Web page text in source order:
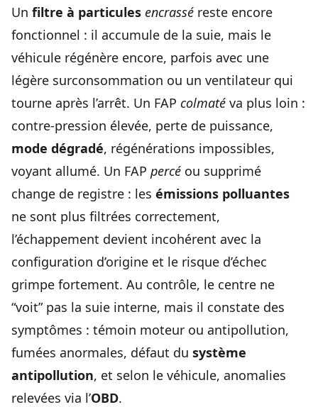
Un filtre à particules encrassé reste encore
fonctionnel : il accumule de la suie, mais le
véhicule régénère encore, parfois avec une
légère surconsommation ou un ventilateur qui
tourne après l’arrêt. Un FAP colmaté va plus loin :
contre-pression élevée, perte de puissance,
mode dégradé, régénérations impossibles,
voyant allumé. Un FAP percé ou supprimé
change de registre : les émissions polluantes
ne sont plus filtrées correctement,
l’échappement devient incohérent avec la
configuration d’origine et le risque d’échec
grimpe fortement. Au contrôle, le centre ne
“voit” pas la suie interne, mais il constate des
symptômes : témoin moteur ou antipollution,
fumées anormales, défaut du système
antipollution, et selon le véhicule, anomalies
relevées via l’OBD.